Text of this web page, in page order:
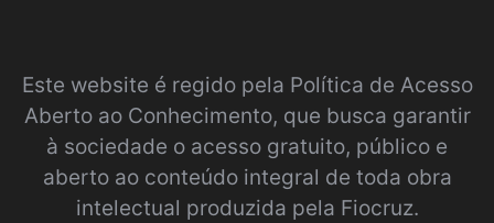
Este website é regido pela Política de Acesso
Aberto ao Conhecimento, que busca garantir
à sociedade o acesso gratuito, público e
aberto ao conteúdo integral de toda obra
intelectual produzida pela Fiocruz.